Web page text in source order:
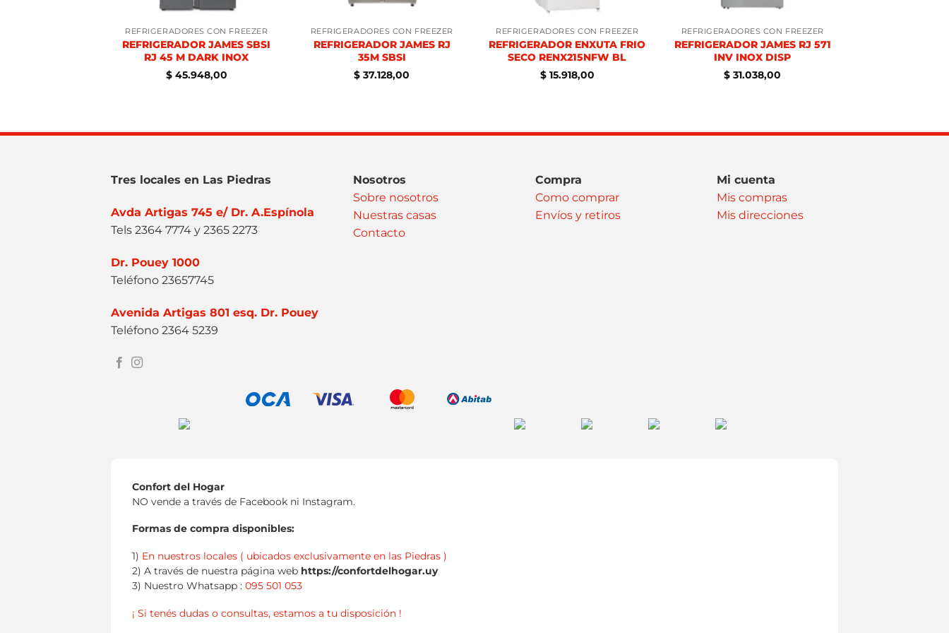
REFRIGERADORES CON FREEZER
REFRIGERADOR JAMES SBSI
RJ 45 M DARK INOX
$45.948,00
REFRIGERADORES CON FREEZER
REFRIGERADOR JAMES RJ
35M SBSI
$ 37.128,00
REFRIGERADORES CON FREEZER
REFRIGERADOR ENXUTA FRIO
SECO RENX215NFW BL
$15.918,00
REFRIGERADORES CON FREEZER
REFRIGERADOR JAMES RJ 571
INV INOX DISP
$ 31.038,00
Tres locales en Las Piedras
Avda Artigas 745 e/ Dr. A.Espínola
Tels 2364 7774 y 2365 2273
Dr. Pouey 1000
Teléfono 23657745
Avenida Artigas 801 esq. Dr. Pouey
Teléfono 2364 5239
Nosotros
Sobre nosotros
Nuestras casas
Contacto
Compra
Como comprar
Envíos y retiros
Mi cuenta
Mis compras
Mis direcciones
Confort del Hogar
NO vende a través de Facebook ni Instagram.
Formas de compra disponibles:
1) En nuestros locales ( ubicados exclusivamente en las Piedras )
2) A través de nuestra página web https://confortdelhogar.uy
3) Nuestro Whatsapp : 095 501 053
¡ Si tenés dudas o consultas, estamos a tu disposición !